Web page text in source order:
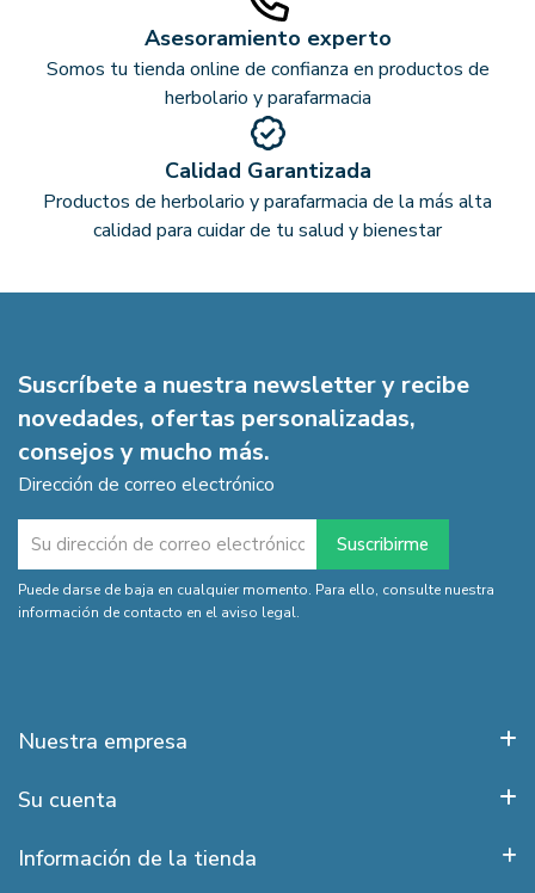
Asesoramiento experto
Somos tu tienda online de confianza en productos de
herbolario y parafarmacia
Calidad Garantizada
Productos de herbolario y parafarmacia de la más alta
calidad para cuidar de tu salud y bienestar
Suscríbete a nuestra newsletter y recibe
novedades, ofertas personalizadas,
consejos y mucho más.
Dirección de correo electrónico
Puede darse de baja en cualquier momento. Para ello, consulte nuestra
información de contacto en el aviso legal.
Nuestra empresa
Su cuenta
Información de la tienda